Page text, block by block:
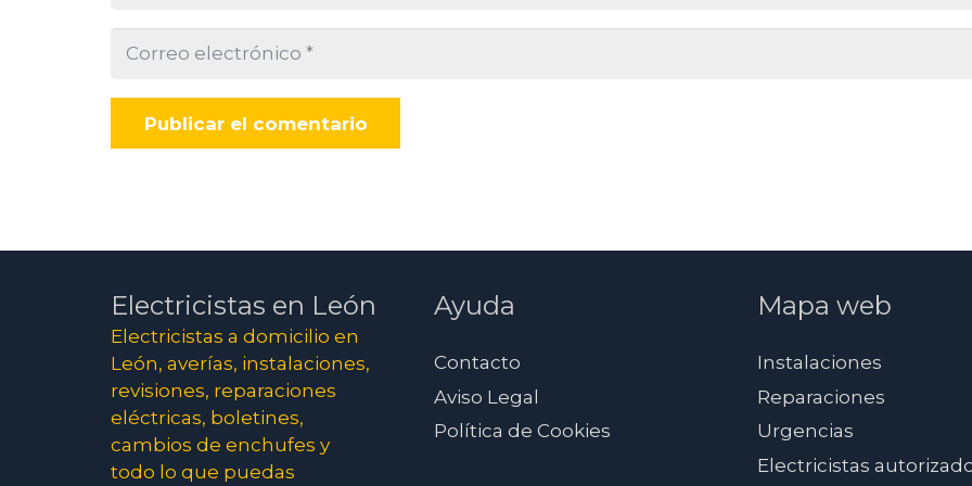
Publicar el comentario
Electricistas en León
Electricistas a domicilio en
León, averías, instalaciones,
revisiones, reparaciones
eléctricas, boletines,
cambios de enchufes y
todo lo que puedas
Ayuda
Contacto
Aviso Legal
Política de Cookies
Mapa web
Instalaciones
Reparaciones
Urgencias
Electricistas